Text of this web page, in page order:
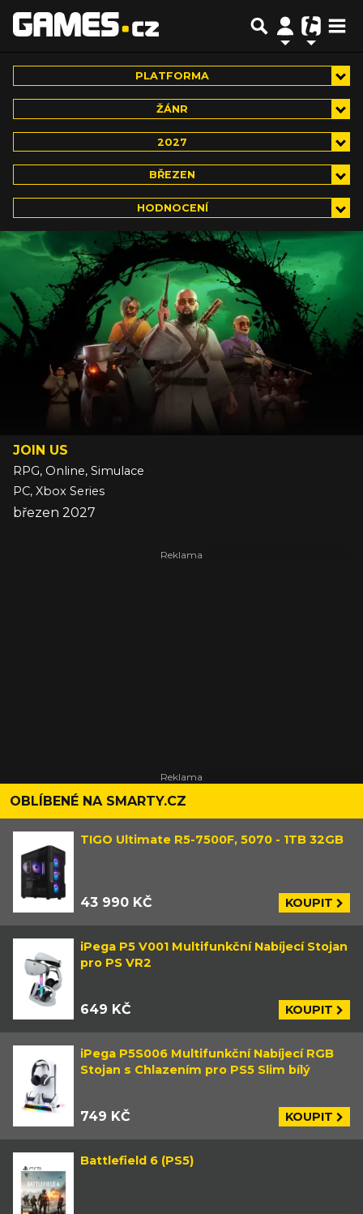
PLATFORMA
ŽÁNR
2027
BŘEZEN
HODNOCENÍ
JOIN US
RPG, Online, Simulace
PC, Xbox Series
březen 2027
OBLÍBENÉ NA SMARTY.CZ
TIGO Ultimate R5-7500F, 5070 - 1TB 32GB
43 990 KČ KOUPIT
iPega P5 V001 Multifunkční Nabíjecí Stojan
pro PS VR2
649 KČ KOUPIT
iPega P5S006 Multifunkční Nabíjecí RGB
Stojan s Chlazením pro PS5 Slim bílý
749 KČ KOUPIT
Battlefield 6 (PS5)